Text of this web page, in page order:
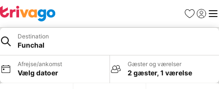
Favoritter
Log ind
Destination
Funchal
Afrejse/ankomst
Vælg datoer
Gæster og værelser
2 gæster, 1 værelse